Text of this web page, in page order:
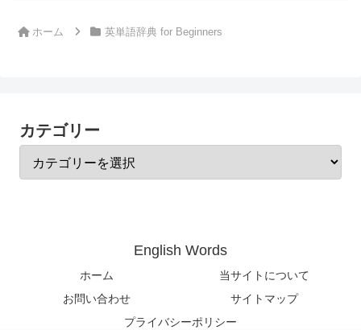
ホーム 英単語辞典 for Beginners
カテゴリー
English Words
ホーム
当サイトについて
お問い合わせ
サイトマップ
プライバシーポリシー